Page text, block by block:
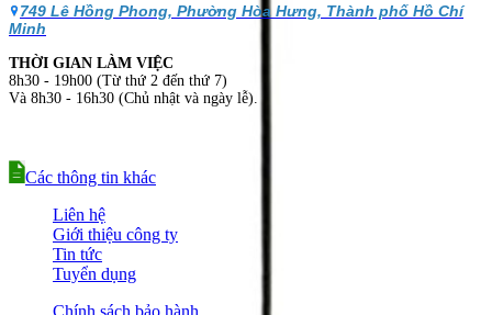
749 Lê Hồng Phong, Phường Hòa Hưng, Thành phố Hồ Chí
Minh
THỜI GIAN LÀM VIỆC
8h30 - 19h00 (Từ thứ 2 đến thứ 7)
Và 8h30 - 16h30 (Chủ nhật và ngày lễ).
Các thông tin khác
Liên hệ
Giới thiệu công ty
Tin tức
Tuyển dụng
Chính sách bảo hành